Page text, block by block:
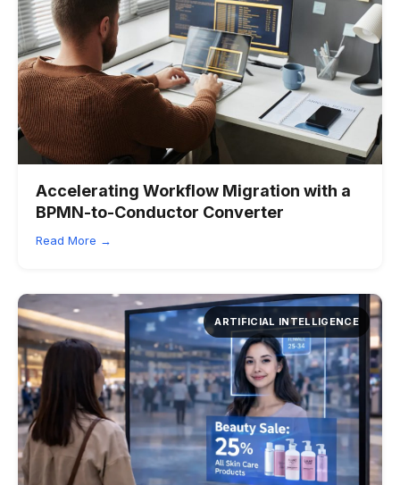
Accelerating Workflow Migration with a
BPMN-to-Conductor Converter
Read More →
ARTIFICIAL INTELLIGENCE